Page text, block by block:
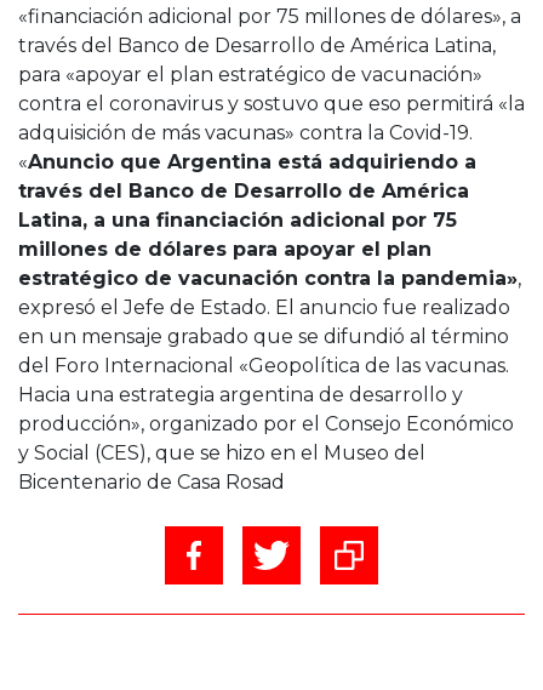
«financiación adicional por 75 millones de dólares», a
través del Banco de Desarrollo de América Latina,
para «apoyar el plan estratégico de vacunación»
contra el coronavirus y sostuvo que eso permitirá «la
adquisición de más vacunas» contra la Covid-19.
«Anuncio que Argentina está adquiriendo a
través del Banco de Desarrollo de América
Latina, a una financiación adicional por 75
millones de dólares para apoyar el plan
estratégico de vacunación contra la pandemia»,
expresó el Jefe de Estado. El anuncio fue realizado
en un mensaje grabado que se difundió al término
del Foro Internacional «Geopolítica de las vacunas.
Hacia una estrategia argentina de desarrollo y
producción», organizado por el Consejo Económico
y Social (CES), que se hizo en el Museo del
Bicentenario de Casa Rosad